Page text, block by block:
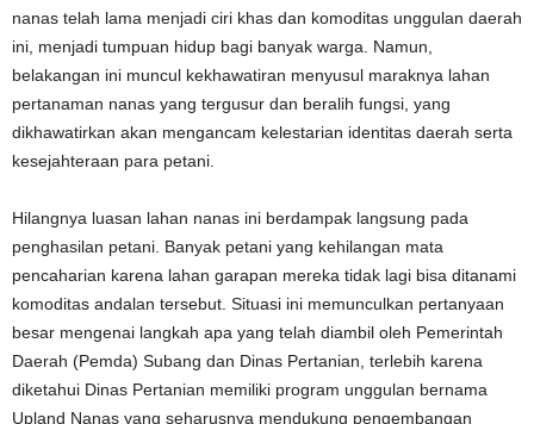
nanas telah lama menjadi ciri khas dan komoditas unggulan daerah
ini, menjadi tumpuan hidup bagi banyak warga. Namun,
belakangan ini muncul kekhawatiran menyusul maraknya lahan
pertanaman nanas yang tergusur dan beralih fungsi, yang
dikhawatirkan akan mengancam kelestarian identitas daerah serta
kesejahteraan para petani.
Hilangnya luasan lahan nanas ini berdampak langsung pada
penghasilan petani. Banyak petani yang kehilangan mata
pencaharian karena lahan garapan mereka tidak lagi bisa ditanami
komoditas andalan tersebut. Situasi ini memunculkan pertanyaan
besar mengenai langkah apa yang telah diambil oleh Pemerintah
Daerah (Pemda) Subang dan Dinas Pertanian, terlebih karena
diketahui Dinas Pertanian memiliki program unggulan bernama
Upland Nanas yang seharusnya mendukung pengembangan